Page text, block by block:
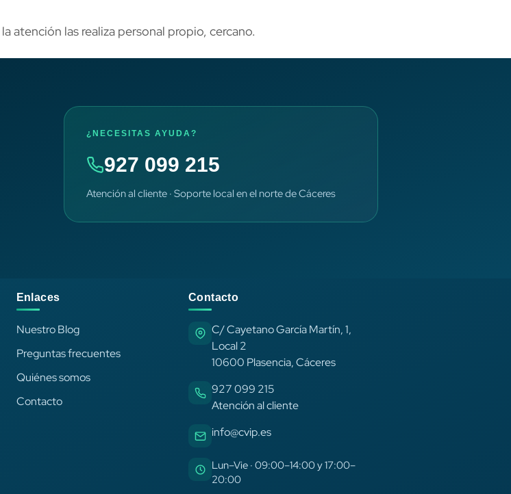
atención las realiza personal propio, cercano.
¿NECESITAS AYUDA?
927 099 215
Atención al cliente · Soporte local en el norte de Cáceres
Enlaces
Nuestro Blog
Preguntas frecuentes
Quiénes somos
Contacto
Contacto
C/ Cayetano García Martín, 1,
Local 2
10600 Plasencia, Cáceres
927 099 215
Atención al cliente
info@cvip.es
Lun–Vie · 09:00–14:00 y 17:00–
20:00